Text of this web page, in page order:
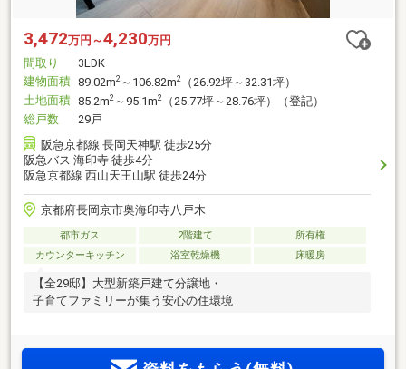
3,472万円～4,230万円
間取り
3LDK
建物面積 89.02m2 ～106.82m2
（26.92坪～32.31坪）
土地面積 85.2m2 ～95.1m2
（25.77坪～28.76坪）（登記）
総戸数
29戸
阪急京都線 長岡天神駅 徒歩25分
阪急バス 海印寺 徒歩4分
阪急京都線 西山天王山駅 徒歩24分
京都府長岡京市奥海印寺八戸木
都市ガス 2階建て
所有権
カウンターキッチン
浴室乾燥機 床暖房
【全29邸】大型新築戸建て分譲地・
子育てファミリーが集う安心の住環境